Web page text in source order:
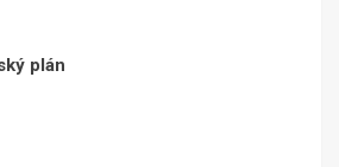
plán